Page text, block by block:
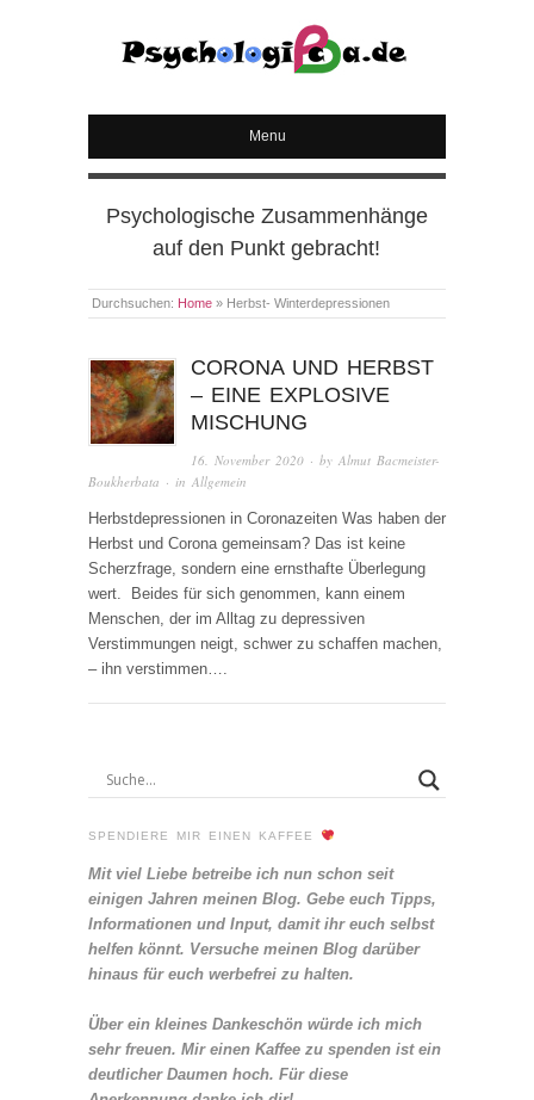
PSYCHOLOGICA
Menu
Psychologische Zusammenhänge
auf den Punkt gebracht!
Durchsuchen: Home » Herbst- Winterdepressionen
CORONA UND HERBST
– EINE EXPLOSIVE
MISCHUNG
16. November 2020 · byAlmut Bacmeister-
Boukherbata · in Allgemein
Herbstdepressionen in Coronazeiten Was haben der
Herbst und Corona gemeinsam? Das ist keine
Scherzfrage, sondern eine ernsthafte Überlegung
wert. Beides für sich genommen, kann einem
Menschen, der im Alltag zu depressiven
Verstimmungen neigt, schwer zu schaffen machen,
– ihn verstimmen….
SPENDIERE MIR EINEN KAFFEE
Mit viel Liebe betreibe ich nun schon seit
einigen Jahren meinen Blog. Gebe euch Tipps,
Informationen und Input, damit ihr euch selbst
helfen könnt. Versuche meinen Blog darüber
hinaus für euch werbefrei zu halten.
Über ein kleines Dankeschön würde ich mich
sehr freuen. Mir einen Kaffee zu spenden ist ein
deutlicher Daumen hoch. Für diese